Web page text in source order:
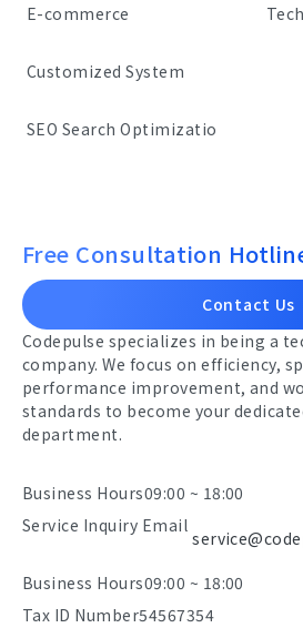
E-commerce
Customized System
SEO Search Optimizatio
Free Consultation
Contact Us
Codepulse specializes in being a
company. We focus on efficiency,
performance improvement, and
standards to become your
department.
Business Hours09:00 ~ 18:00
Service Inquiry Email
Business Hours09:00 ~ 18:00
Tax ID Number54567354